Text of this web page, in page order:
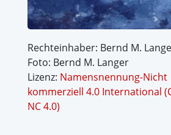
Rechteinhaber: Bernd M.
Foto: Bernd M. Langer
Lizenz: Namensnennung-Nicht
kommerziell 4.0 International
NC 4.0)